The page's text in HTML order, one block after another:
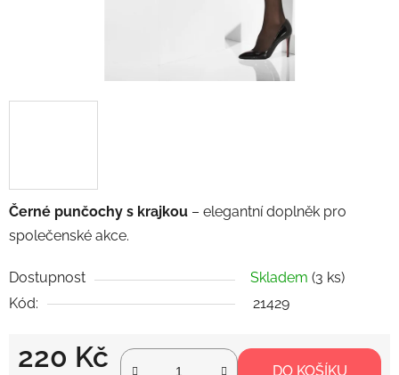
Černé punčochy s krajkou – elegantní doplněk pro
společenské akce.
Dostupnost Skladem (3 ks)
Kód:
21429
220 Kč DO KOŠÍKU